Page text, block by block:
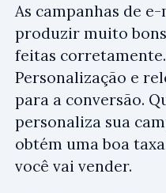
As campanhas de
produzir muito
feitas corretamente.
Personalização e
para a conversão.
personaliza sua
obtém uma boa
você vai vender.